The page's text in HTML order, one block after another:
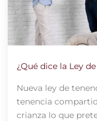
¿Qué dice la Ley
Nueva ley de
tenencia
crianza lo que